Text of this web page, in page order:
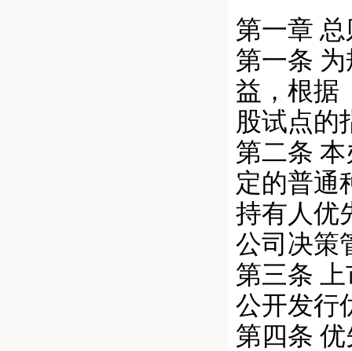
第一章 总
第一条
益，根据
股试点的
第二条
定的普通
持有人优
公司决策
第三条
公开发行
第四条